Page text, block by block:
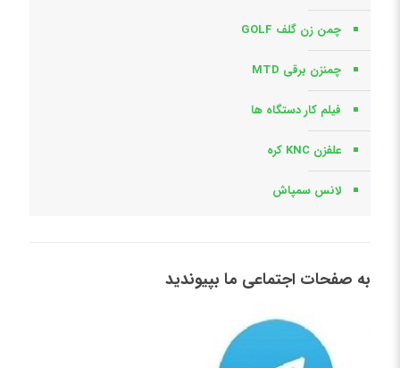
چمن زن گلف GOLF
چمنزن برقی MTD
فیلم کار دستگاه ها
علفزن KNC کره
لانس سمپاش
به صفحات اجتماعی ما بپیوندید